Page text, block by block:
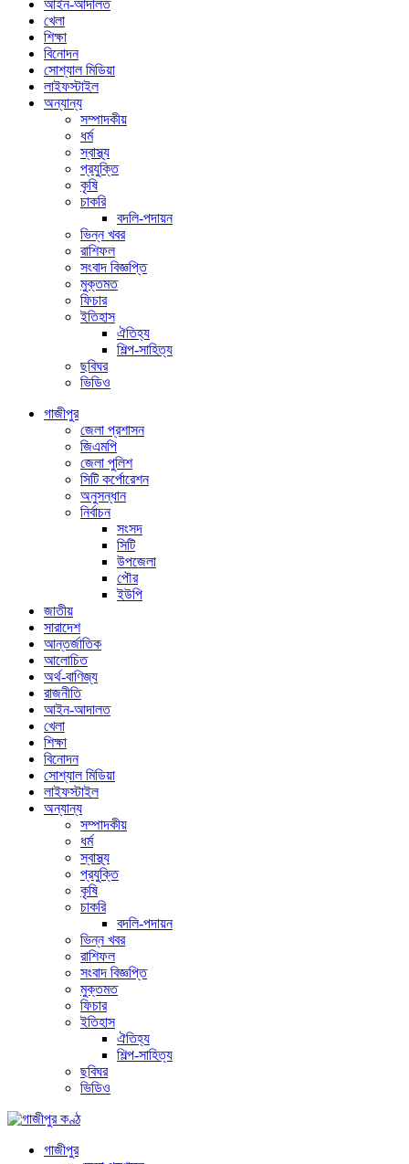
আইন-আদালত
খেলা
শিক্ষা
বিনোদন
সোশ্যাল মিডিয়া
লাইফস্টাইল
অন্যান্য
সম্পাদকীয়
ধর্ম
স্বাস্থ্য
প্রযুক্তি
কৃষি
চাকরি
বদলি-পদায়ন
ভিন্ন খবর
রাশিফল
সংবাদ বিজ্ঞপ্তি
মুক্তমত
ফিচার
ইতিহাস
ঐতিহ্য
শিল্প-সাহিত্য
ছবিঘর
ভিডিও
গাজীপুর
জেলা প্রশাসন
জিএমপি
জেলা পুলিশ
সিটি কর্পোরেশন
অনুসন্ধান
নির্বাচন
সংসদ
সিটি
উপজেলা
পৌর
ইউপি
জাতীয়
সারাদেশ
আন্তর্জাতিক
আলোচিত
অর্থ-বাণিজ্য
রাজনীতি
আইন-আদালত
খেলা
শিক্ষা
বিনোদন
সোশ্যাল মিডিয়া
লাইফস্টাইল
অন্যান্য
সম্পাদকীয়
ধর্ম
স্বাস্থ্য
প্রযুক্তি
কৃষি
চাকরি
বদলি-পদায়ন
ভিন্ন খবর
রাশিফল
সংবাদ বিজ্ঞপ্তি
মুক্তমত
ফিচার
ইতিহাস
ঐতিহ্য
শিল্প-সাহিত্য
ছবিঘর
ভিডিও
গাজীপুর